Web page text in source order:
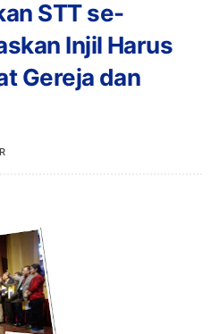
STT se-
Injil Harus
Gereja dan